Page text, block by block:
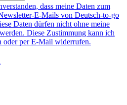
dass meine Daten zum
E-Mails von Deutsch-to-go
Daten dürfen nicht ohne meine
Diese Zustimmung kann ich
oder per E-Mail widerrufen.